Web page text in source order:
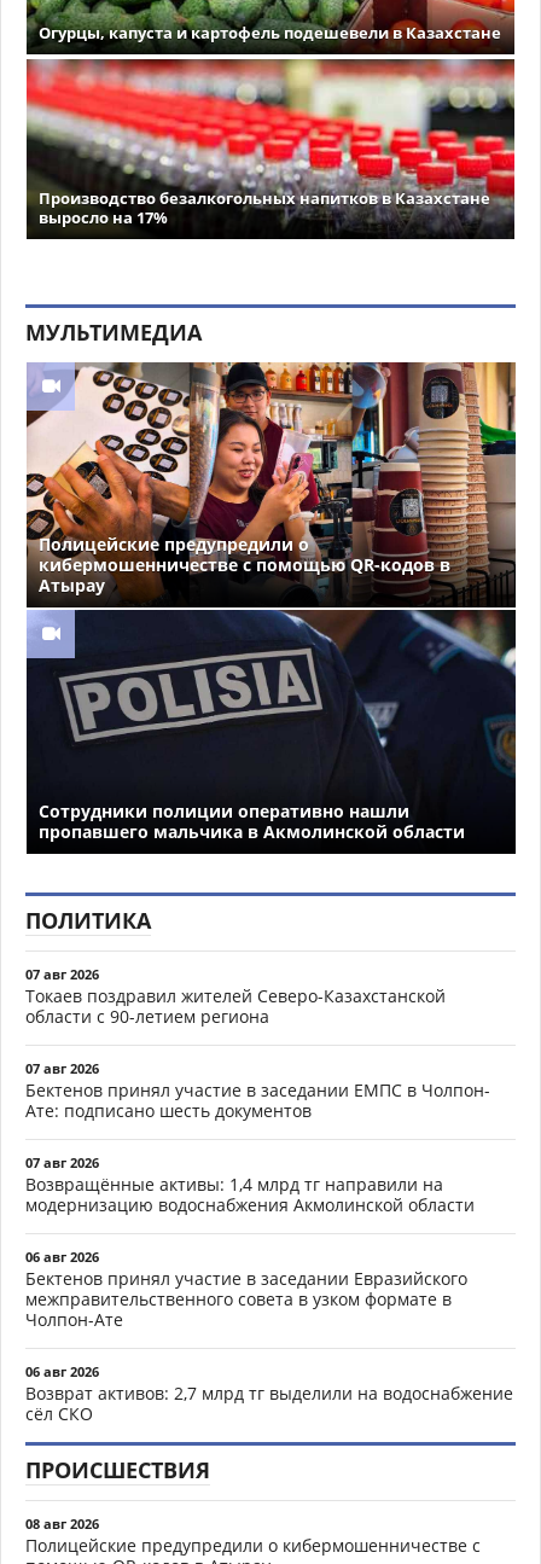
Огурцы, капуста и картофель подешевели в Казахстане
Производство безалкогольных напитков в Казахстане
выросло на 17%
МУЛЬТИМЕДИА
Полицейские предупредили о
кибермошенничестве с помощью QR-кодов в
Атырау
Сотрудники полиции оперативно нашли
пропавшего мальчика в Акмолинской области
ПОЛИТИКА
07 авг 2026
Токаев поздравил жителей Северо-Казахстанской
области с 90-летием региона
07 авг 2026
Бектенов принял участие в заседании ЕМПС в Чолпон-
Ате: подписано шесть документов
07 авг 2026
Возвращённые активы: 1,4 млрд тг направили на
модернизацию водоснабжения Акмолинской области
06 авг 2026
Бектенов принял участие в заседании Евразийского
межправительственного совета в узком формате в
Чолпон-Ате
06 авг 2026
Возврат активов: 2,7 млрд тг выделили на водоснабжение
сёл СКО
ПРОИСШЕСТВИЯ
08 авг 2026
Полицейские предупредили о кибермошенничестве с